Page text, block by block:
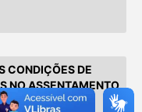
CONDIÇÕES DE
NO ASSENTAMENTO
PB.